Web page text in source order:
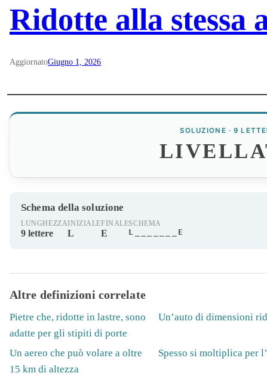
Ridotte alla stessa
AggiornatoGiugno 1, 2026
SOLUZIONE · 9
Schema della soluzione
LUNGHEZZA
9 lettere
INIZIALE
L
FINALE
E
SCHEMA
L_______E
Altre definizioni correlate
Pietre che, ridotte in lastre, sono
adatte per gli stipiti di porte
Un’auto di dimensioni
Un aereo che può volare a oltre
15 km di altezza
Spesso si moltiplica per